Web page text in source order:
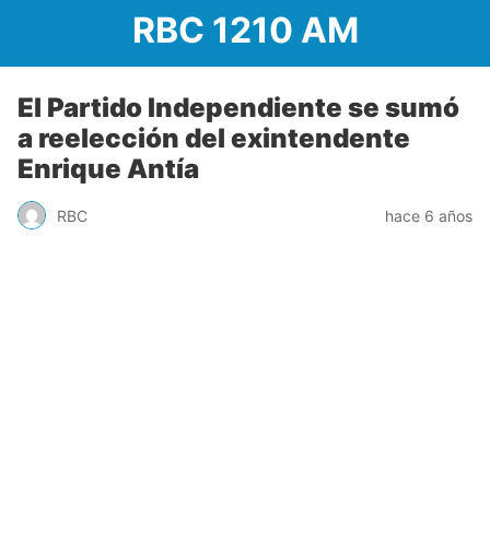
RBC 1210 AM
El Partido Independiente se sumó
a reelección del exintendente
Enrique Antía
RBC hace 6 años